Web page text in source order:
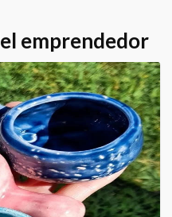
emprendedor